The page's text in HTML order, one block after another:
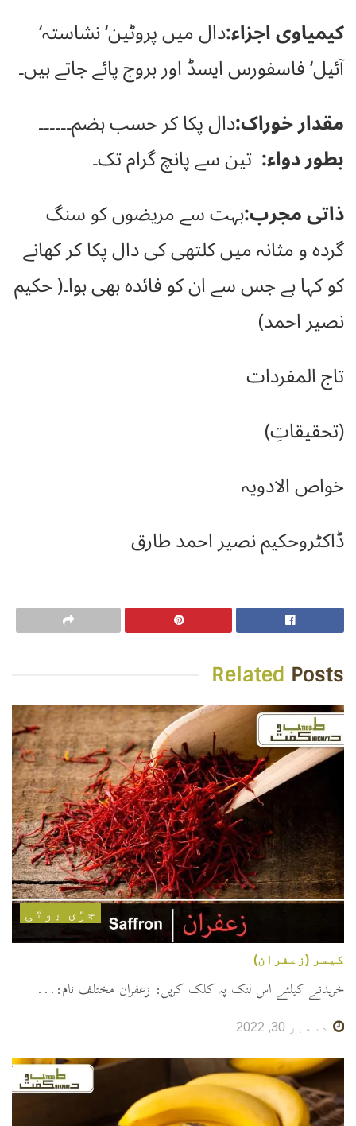
کیمیاوی اجزاء:دال میں پروٹین‘ نشاستہ‘
آئیل‘ فاسفورس ایسڈ اور بروج پائے جاتے ہیں۔
مقدار خوراک:دال پکا کر حسب ہضم۔۔۔۔۔۔
بطور دواء: تین سے پانچ گرام تک۔
ذاتی مجرب:بہت سے مریضوں کو سنگ
گردہ و مثانہ میں کلتھی کی دال پکا کر کھانے
کو کہا ہے جس سے ان کو فائدہ بھی ہوا۔( حکیم
نصیر احمد)
تاج المفردات
(تحقیقاتِ)
خواص الادویہ
ڈاکٹروحکیم نصیر احمد طارق
Related Posts
جڑی بوٹی
کیسر (زعفران)
خریدنے کیلئے اس لنک پہ کلک کریں: زعفران مختلف نام:...
دسمبر 30, 2022